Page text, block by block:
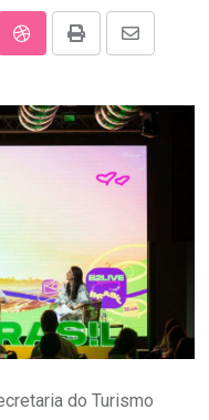
StumbleUpon
Print
Share
Email
do Turismo